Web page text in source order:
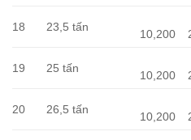
18 23,5 tấn
10,200
19 25 tấn
10,200
20 26,5 tấn
10,200